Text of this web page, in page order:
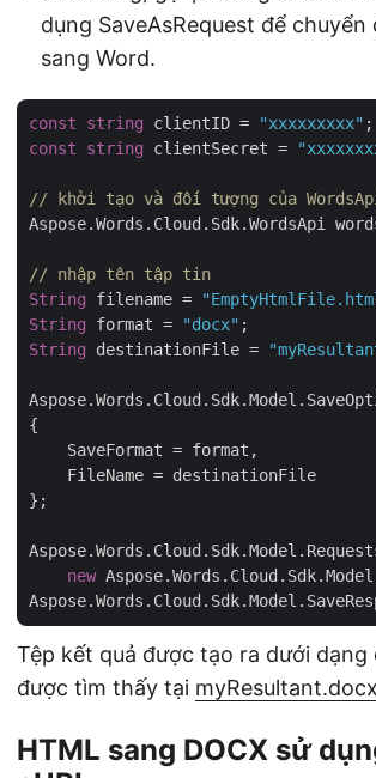
dụng SaveAsRequest để chuyển
sang Word.
const string clientID = "xxxxxxxxx"
const
string clientSecret =
// khởi tạo và đối tượng của
Aspose.Words.Cloud.Sdk.WordsApi
// nhập tên tập tin
String filename =
String format = "docx"
String destinationFile =
{
    SaveFormat = format,
    FileName = destinationFile
};
new
Tệp kết quả được tạo ra dưới dạng
được tìm thấy tại myResultant.docx
HTML sang DOCX sử